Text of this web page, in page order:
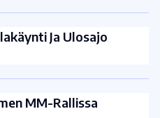
Ja Ulosajo
MM-Rallissa